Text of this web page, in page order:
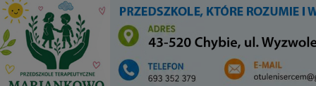
Przejdź
do
treści